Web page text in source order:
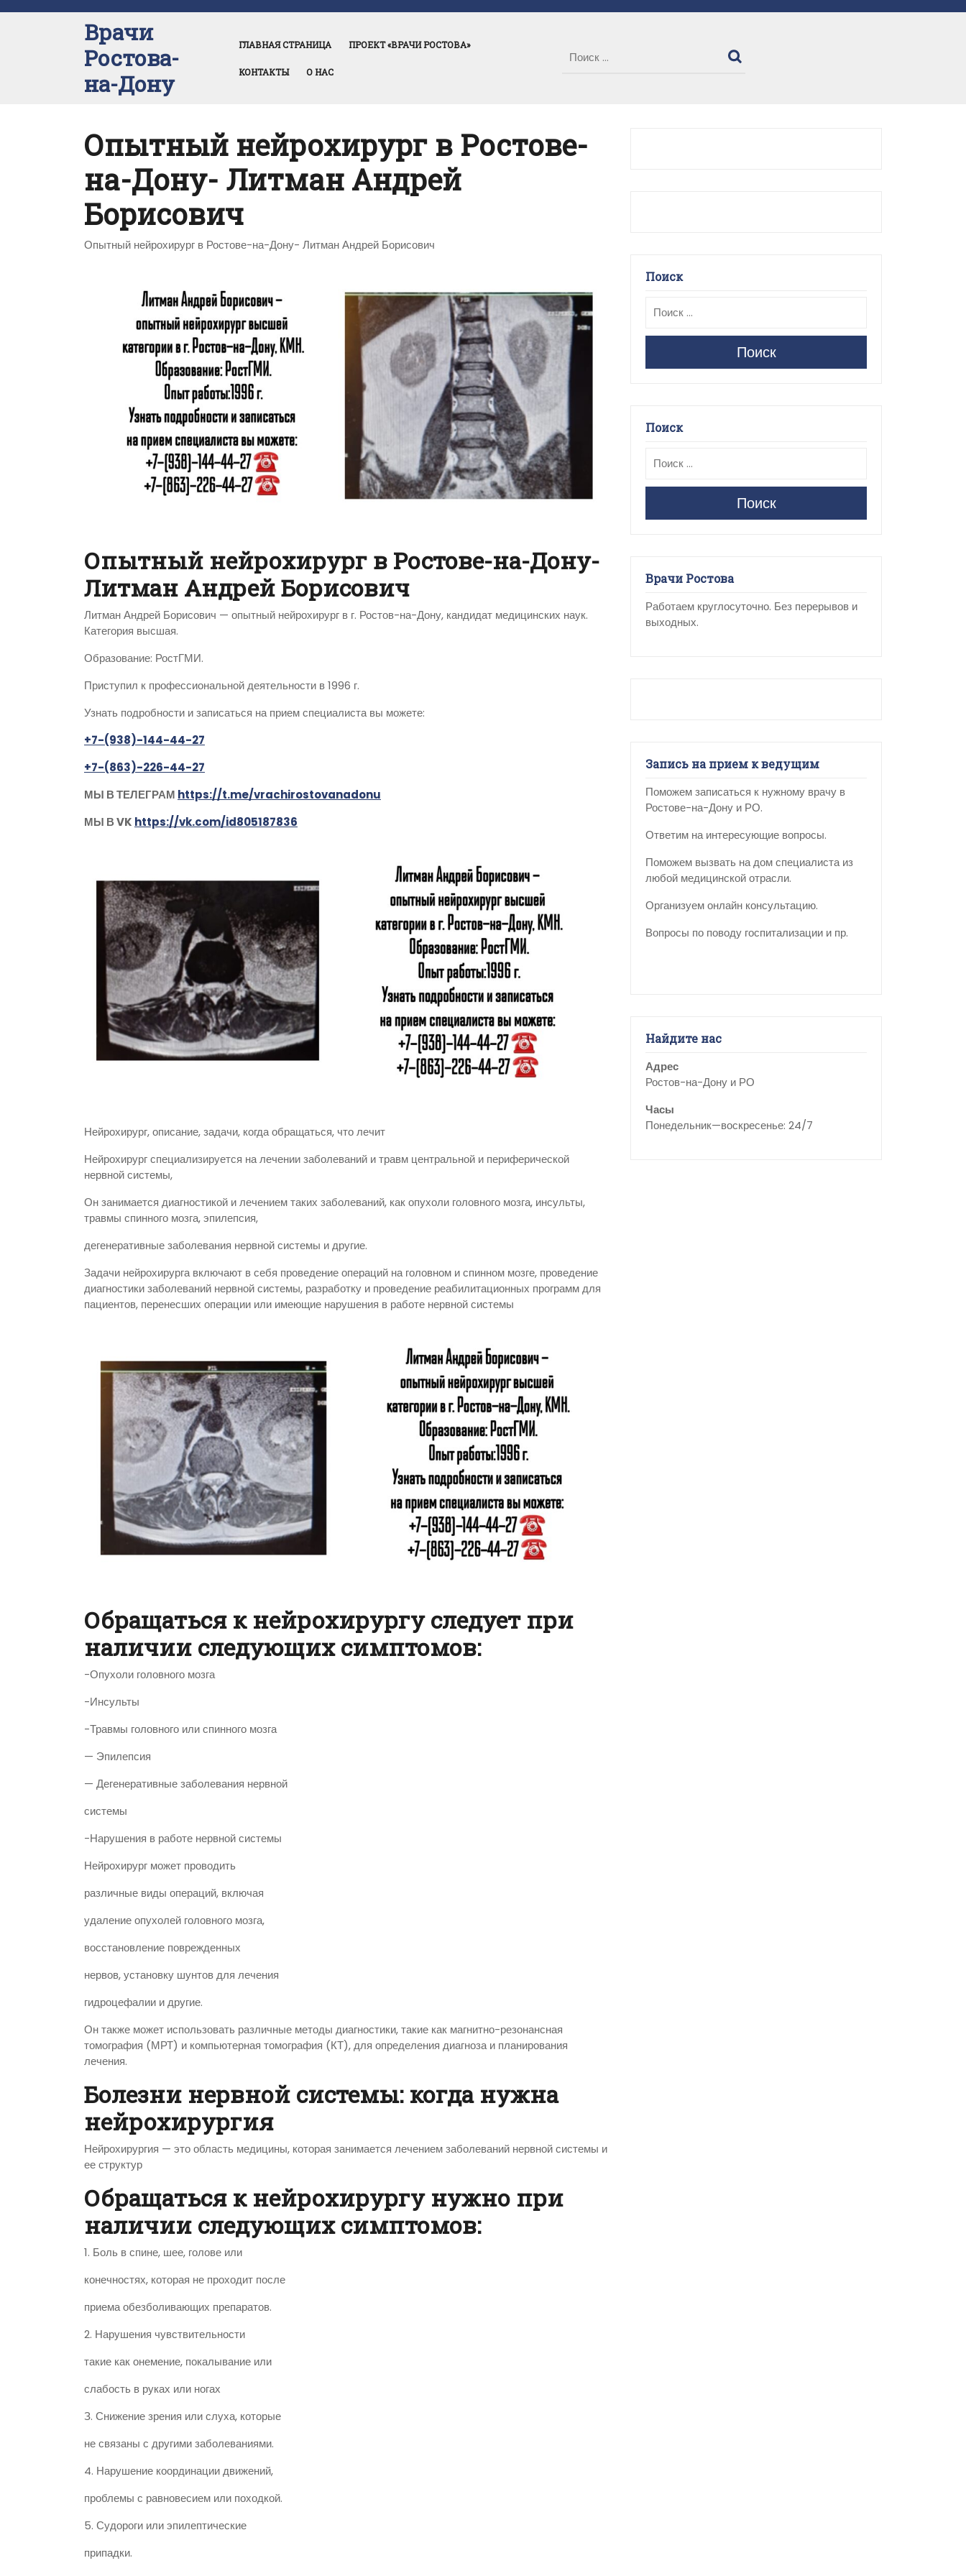
Врачи
Ростова-
на-Дону
ГЛАВНАЯ СТРАНИЦА ПРОЕКТ «ВРАЧИ РОСТОВА»
КОНТАКТЫ О НАС
Опытный нейрохирург в Ростове-
на-Дону- Литман Андрей
Борисович
Опытный нейрохирург в Ростове-на-Дону- Литман Андрей Борисович
Опытный нейрохирург в Ростове-на-Дону-
Литман Андрей Борисович
Литман Андрей Борисович — опытный нейрохирург в г. Ростов-на-Дону, кандидат медицинских наук.
Категория высшая.
Образование: РостГМИ.
Приступил к профессиональной деятельности в 1996 г.
Узнать подробности и записаться на прием специалиста вы можете:
+7-(938)-144-44-27
+7-(863)-226-44-27
МЫ В ТЕЛЕГРАМ https://t.me/vrachirostovanadonu
МЫ В VK https://vk.com/id805187836
Нейрохирург, описание, задачи, когда обращаться, что лечит
Нейрохирург специализируется на лечении заболеваний и травм центральной и периферической
нервной системы,
Он занимается диагностикой и лечением таких заболеваний, как опухоли головного мозга, инсульты,
травмы спинного мозга, эпилепсия,
дегенеративные заболевания нервной системы и другие.
Задачи нейрохирурга включают в себя проведение операций на головном и спинном мозге, проведение
диагностики заболеваний нервной системы, разработку и проведение реабилитационных программ для
пациентов, перенесших операции или имеющие нарушения в работе нервной системы
Обращаться к нейрохирургу следует при
наличии следующих симптомов:
-Опухоли головного мозга
-Инсульты
-Травмы головного или спинного мозга
— Эпилепсия
— Дегенеративные заболевания нервной
системы
-Нарушения в работе нервной системы
Нейрохирург может проводить
различные виды операций, включая
удаление опухолей головного мозга,
восстановление поврежденных
нервов, установку шунтов для лечения
гидроцефалии и другие.
Он также может использовать различные методы диагностики, такие как магнитно-резонансная
томография (МРТ) и компьютерная томография (КТ), для определения диагноза и планирования
лечения.
Болезни нервной системы: когда нужна
нейрохирургия
Нейрохирургия — это область медицины, которая занимается лечением заболеваний нервной системы и
ее структур
Обращаться к нейрохирургу нужно при
наличии следующих симптомов:
1. Боль в спине, шее, голове или
конечностях, которая не проходит после
приема обезболивающих препаратов.
2. Нарушения чувствительности
такие как онемение, покалывание или
слабость в руках или ногах
З. Снижение зрения или слуха, которые
не связаны с другими заболеваниями.
4. Нарушение координации движений,
проблемы с равновесием или походкой.
5. Судороги или эпилептические
припадки.
Поиск
Поиск
Поиск
Поиск
Врачи Ростова
Работаем круглосуточно. Без перерывов и
выходных.
Запись на прием к ведущим
Поможем записаться к нужному врачу в
Ростове-на-Дону и РО.
Ответим на интересующие вопросы.
Поможем вызвать на дом специалиста из
любой медицинской отрасли.
Организуем онлайн консультацию.
Вопросы по поводу госпитализации и пр.
Найдите нас
Адрес
Ростов-на-Дону и РО
Часы
Понедельник—воскресенье: 24/7